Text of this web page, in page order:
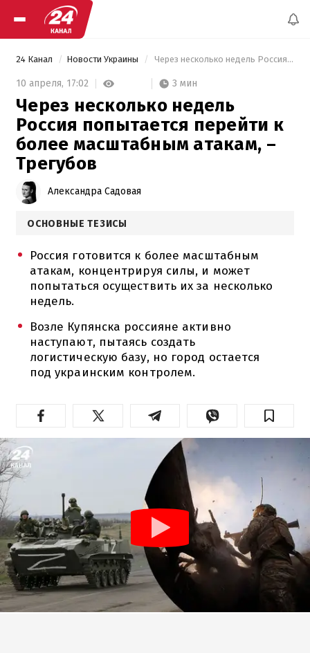
24 Канал Новости Украины Через несколько недель Россия попытается перейти к более масштабным атакам, –Трегубов
10 апреля, 17:02 3 мин
Через несколько недель
Россия попытается перейти к
более масштабным атакам, –
Трегубов
Александра Садовая
ОСНОВНЫЕ ТЕЗИСЫ
Россия готовится к более масштабным
атакам, концентрируя силы, и может
попытаться осуществить их за несколько
недель.
Возле Купянска россияне активно
наступают, пытаясь создать
логистическую базу, но город остается
под украинским контролем.